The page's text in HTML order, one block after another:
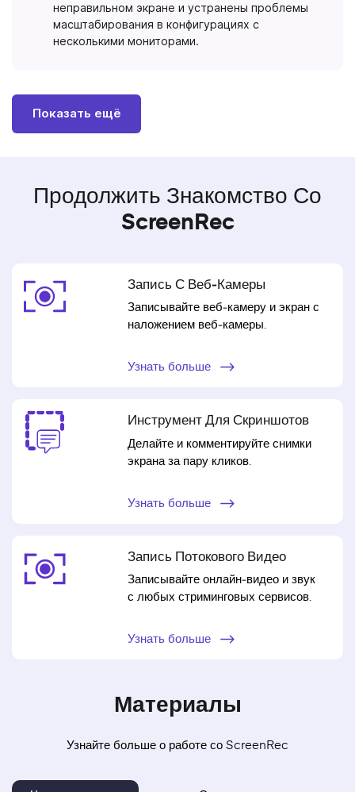
неправильном экране и устранены проблемы
масштабирования в конфигурациях с
несколькими мониторами.
Показать ещё
Продолжить Знакомство Со
ScreenRec
Запись С Веб‑камеры
Записывайте веб‑камеру и экран с
наложением веб‑камеры.
Узнать больше
Инструмент Для Скриншотов
Делайте и комментируйте снимки
экрана за пару кликов.
Узнать больше
Запись Потокового Видео
Записывайте онлайн‑видео и звук
с любых стриминговых сервисов.
Узнать больше
Материалы
Узнайте больше о работе со ScreenRec